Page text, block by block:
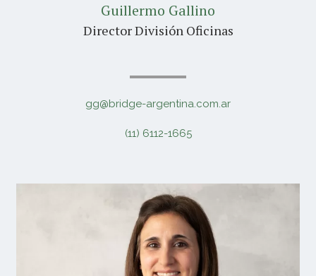
Guillermo Gallino
Director División Oficinas
gg@bridge-argentina.com.ar
(11) 6112-1665